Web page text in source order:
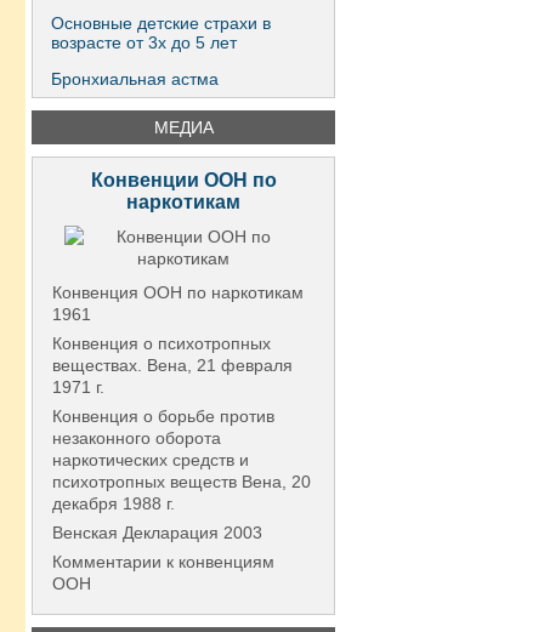
Основные детские страхи в
возрасте от 3х до 5 лет
Бронхиальная астма
МЕДИА
Конвенции ООН по
наркотикам
Конвенция ООН по наркотикам
1961
Конвенция о психотропных
веществах. Вена, 21 февраля
1971 г.
Конвенция о борьбе против
незаконного оборота
наркотических средств и
психотропных веществ Вена, 20
декабря 1988 г.
Венская Декларация 2003
Комментарии к конвенциям
ООН